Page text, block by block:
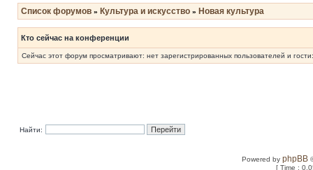
Список форумов » Культура и искусство » Новая культура
Кто сейчас на конференции
Сейчас этот форум просматривают: нет зарегистрированных пользователей и
Найти:
Powered by phpBB©
[ Time :